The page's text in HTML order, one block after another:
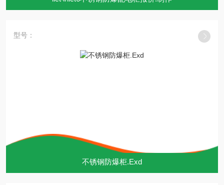
型号：
不锈钢防爆柜.Exd